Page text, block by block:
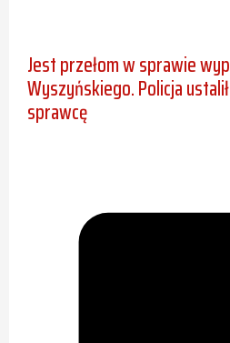
Jest przełom w sprawie
Wyszyńskiego. Policja
sprawcę